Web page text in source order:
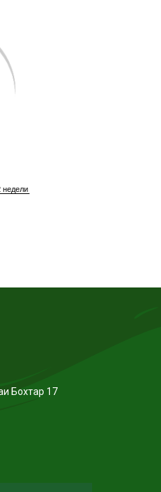
Бохтар 17